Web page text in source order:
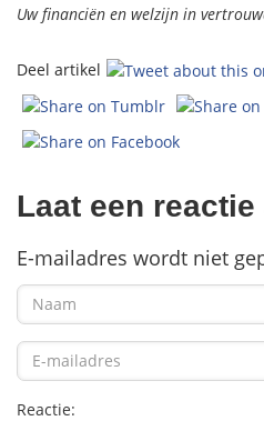
Uw financiën en welzijn in
Deel artikel
Laat een
E-mailadres wordt niet
Reactie: